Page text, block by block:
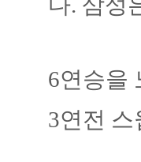
6연승을
3연전